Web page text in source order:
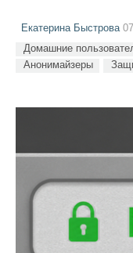
Екатерина Быстрова07
Домашние
Анонимайзеры